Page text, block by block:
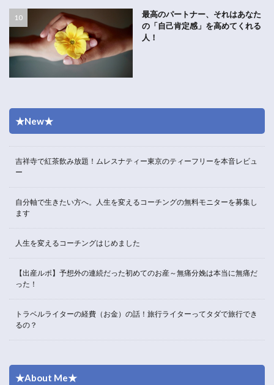
最高のパートナー、それはあなた
の「自己肯定感」を高めてくれる
人！
★New★
吉祥寺で紅茶飲み放題！ムレスナティー東京のティーフリーを本音レビュ
ー
自分軸で生きたい方へ。人生を変えるコーチングの無料モニターを募集し
ます
人生を変えるコーチングはじめました
【出産ルポ】予想外の連続だった初めてのお産～無痛分娩は本当に無痛だ
った！
トラベルライターの経費（お金）の話！旅行ライターってタダで旅行でき
るの？
★About Me★